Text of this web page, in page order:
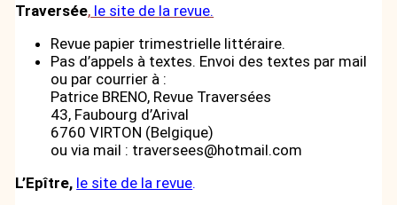
Traversée, le site de la revue.
Revue papier trimestrielle littéraire.
Pas d’appels à textes. Envoi des textes par mail
ou par courrier à :
Patrice BRENO, Revue Traversées
43, Faubourg d’Arival
6760 VIRTON (Belgique)
ou via mail : traversees@hotmail.com
L’Epître, le site de la revue.